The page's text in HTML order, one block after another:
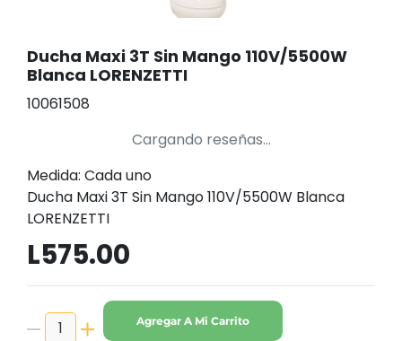
Ducha Maxi 3T Sin Mango 110V/5500W
Blanca LORENZETTI
10061508
Cargando reseñas...
Medida: Cada uno
Ducha Maxi 3T Sin Mango 110V/5500W Blanca
LORENZETTI
L575.00
Agregar A Mi Carrito